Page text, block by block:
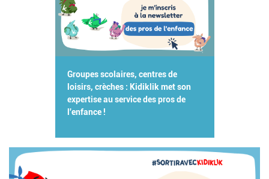
Groupes scolaires, centres de
loisirs, crèches : Kidiklik met son
expertise au service des pros de
l'enfance !